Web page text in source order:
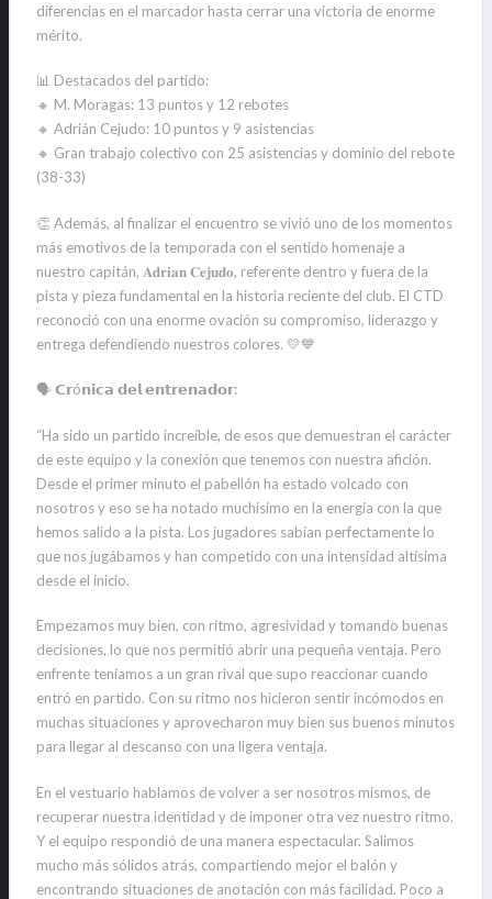
diferencias en el marcador hasta cerrar una victoria de enorme
mérito.
📊 Destacados del partido:
🔸 M. Moragas: 13 puntos y 12 rebotes
🔸 Adrián Cejudo: 10 puntos y 9 asistencias
🔸 Gran trabajo colectivo con 25 asistencias y dominio del rebote
(38-33)
👏 Además, al finalizar el encuentro se vivió uno de los momentos
más emotivos de la temporada con el sentido homenaje a
nuestro capitán, 𝐀𝐝𝐫𝐢𝐚𝐧 𝐂𝐞𝐣𝐮𝐝𝐨, referente dentro y fuera de la
pista y pieza fundamental en la historia reciente del club. El CTD
reconoció con una enorme ovación su compromiso, liderazgo y
entrega defendiendo nuestros colores. 💛💙
🗣️ 𝗖𝗿ó𝗻𝗶𝗰𝗮 𝗱𝗲𝗹 𝗲𝗻𝘁𝗿𝗲𝗻𝗮𝗱𝗼𝗿:
“Ha sido un partido increíble, de esos que demuestran el carácter
de este equipo y la conexión que tenemos con nuestra afición.
Desde el primer minuto el pabellón ha estado volcado con
nosotros y eso se ha notado muchísimo en la energía con la que
hemos salido a la pista. Los jugadores sabían perfectamente lo
que nos jugábamos y han competido con una intensidad altísima
desde el inicio.
Empezamos muy bien, con ritmo, agresividad y tomando buenas
decisiones, lo que nos permitió abrir una pequeña ventaja. Pero
enfrente teníamos a un gran rival que supo reaccionar cuando
entró en partido. Con su ritmo nos hicieron sentir incómodos en
muchas situaciones y aprovecharon muy bien sus buenos minutos
para llegar al descanso con una ligera ventaja.
En el vestuario hablamos de volver a ser nosotros mismos, de
recuperar nuestra identidad y de imponer otra vez nuestro ritmo.
Y el equipo respondió de una manera espectacular. Salimos
mucho más sólidos atrás, compartiendo mejor el balón y
encontrando situaciones de anotación con más facilidad. Poco a